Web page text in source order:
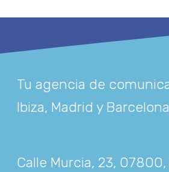
Tu agencia de
Ibiza, Madrid y Barcelona
Calle Murcia, 23, 07800,